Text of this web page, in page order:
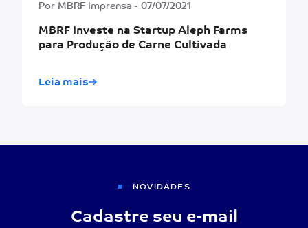
Por MBRF Imprensa - 07/07/2021
MBRF Investe na Startup Aleph Farms
para Produção de Carne Cultivada
Leia mais
NOVIDADES
Cadastre seu e-mail